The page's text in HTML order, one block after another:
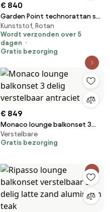
€ 840
Garden Point technorattan set
Toledo Terrace beige
Kunststof, Rotan
Wordt verzonden over 5
dagen
Gratis bezorging
€ 849
Monaco lounge balkonset 3
delig verstelbaar antraciet
Verstelbare
Gratis bezorging